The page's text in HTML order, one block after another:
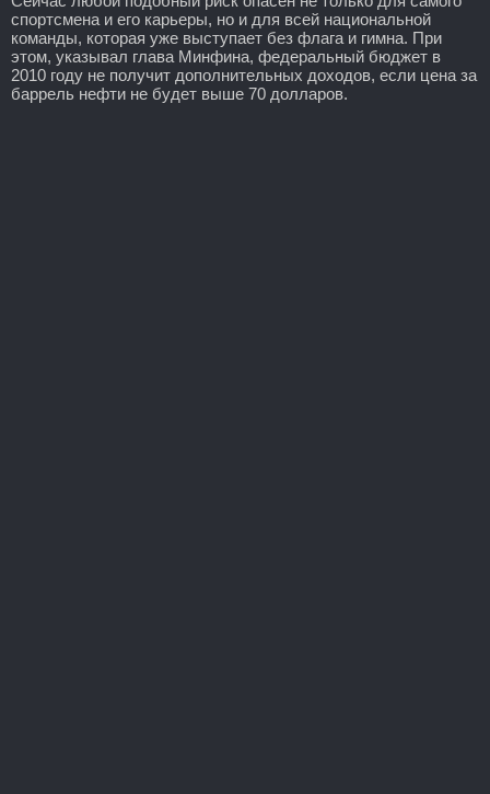
спортсмена и его карьеры, но и для всей национальной
команды, которая уже выступает без флага и гимна. При
этом, указывал глава Минфина, федеральный бюджет в
2010 году не получит дополнительных доходов, если цена за
баррель нефти не будет выше 70 долларов.